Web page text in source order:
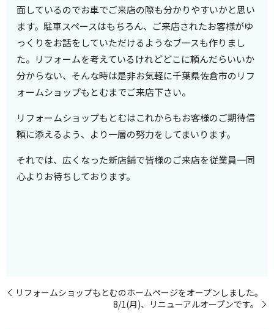
面しているのでお車でご来店の際も分かりやすいかと思い
ます。駐車スペースはもちろん、ご来店されたお客様がゆ
っくりをお話をしていただけるようなブースも作りまし
た。リフォームを考えているけれどどこに頼んだらいいか
分からない、そんな時は是非お気軽に千葉県佐倉市のリフ
ォームショップもとむまでご来店下さい。
リフォームショップもとむはこれからもお客様のご期待信
頼に添えるよう、より一層の努力をしてまいります。
それでは、広くなった新店舗で皆様のご来店を従業員一同
心よりお待ちしております。
リフォームショップもとむのホームページをオープンしました。
8/1(月)、リニューアルオープンです。